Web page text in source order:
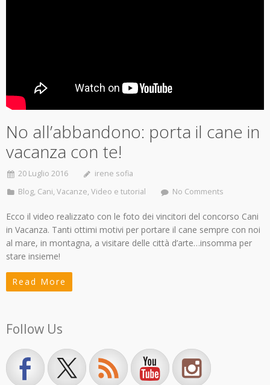
No all’abbandono: porta il cane in
vacanza con te!
20 Luglio 2016
irene sofia
Blog, Cani, Vacanze, Video e tutorial No Comments
Ecco il video realizzato con le foto dei vincitori del concorso Cani
in Vacanza. Tanti ottimi motivi per portare il cane sempre con noi
al mare, in montagna, a visitare delle città d’arte…insomma per
stare insieme!
Read More
Follow Us